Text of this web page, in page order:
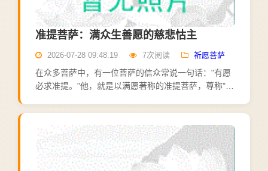
准提菩萨：满众生善愿的慈悲怙主
2026-07-28 09:48:19 7次阅读 祈愿菩萨
在众多菩萨中，有一位菩萨的信众常说一句话："有愿
必求准提。"他，就是以满愿著称的准提菩萨，尊称"准
造像最常见的是十八臂，十八只手各持法器，象征以